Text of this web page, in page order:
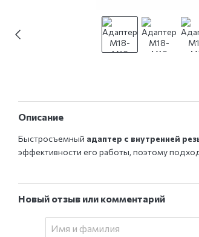
Описание
Быстросъемный адаптер с внутренней
эффективности его работы, поэтому
Новый отзыв или комментарий